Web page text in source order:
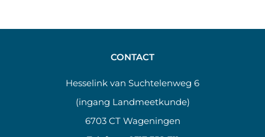
CONTACT
Hesselink van Suchtelenweg 6
(ingang Landmeetkunde)
6703 CT Wageningen